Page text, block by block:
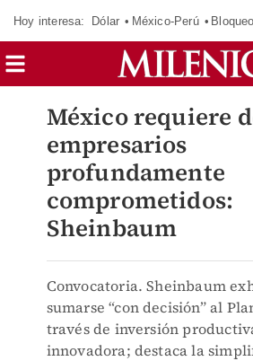
Hoy interesa: Dólar México-Perú
México requiere
empresarios
profundamente
comprometidos:
Sheinbaum
Convocatoria. Sheinbaum
sumarse “con decisión” al
través de inversión
innovadora; destaca la